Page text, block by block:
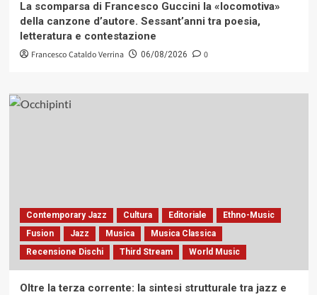
La scomparsa di Francesco Guccini la «locomotiva»
della canzone d’autore. Sessant’anni tra poesia,
letteratura e contestazione
Francesco Cataldo Verrina 06/08/2026 0
Contemporary Jazz Cultura Editoriale
Ethno-Music
Fusion
Jazz Musica
Musica Classica
Recensione Dischi
Third Stream World Music
Oltre la terza corrente: la sintesi strutturale tra jazz e